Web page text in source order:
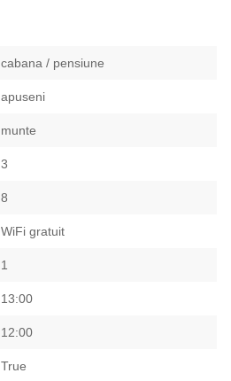
cabana / pensiune
apuseni
munte
3
8
WiFi gratuit
1
13:00
12:00
True